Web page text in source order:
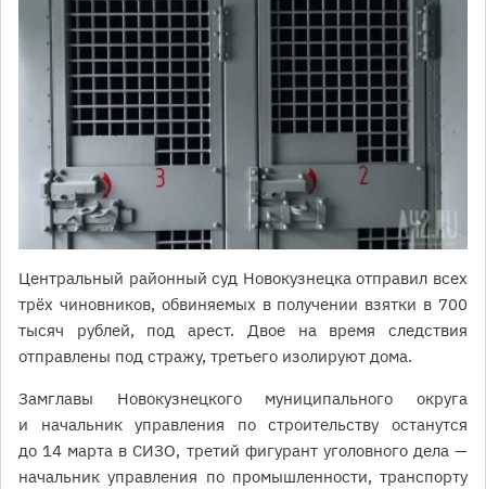
Центральный районный суд Новокузнецка отправил всех
трёх чиновников, обвиняемых в получении взятки в 700
тысяч рублей, под арест. Двое на время следствия
отправлены под стражу, третьего изолируют дома.
Замглавы Новокузнецкого муниципального округа
и начальник управления по строительству останутся
до 14 марта в СИЗО, третий фигурант уголовного дела —
начальник управления по промышленности, транспорту